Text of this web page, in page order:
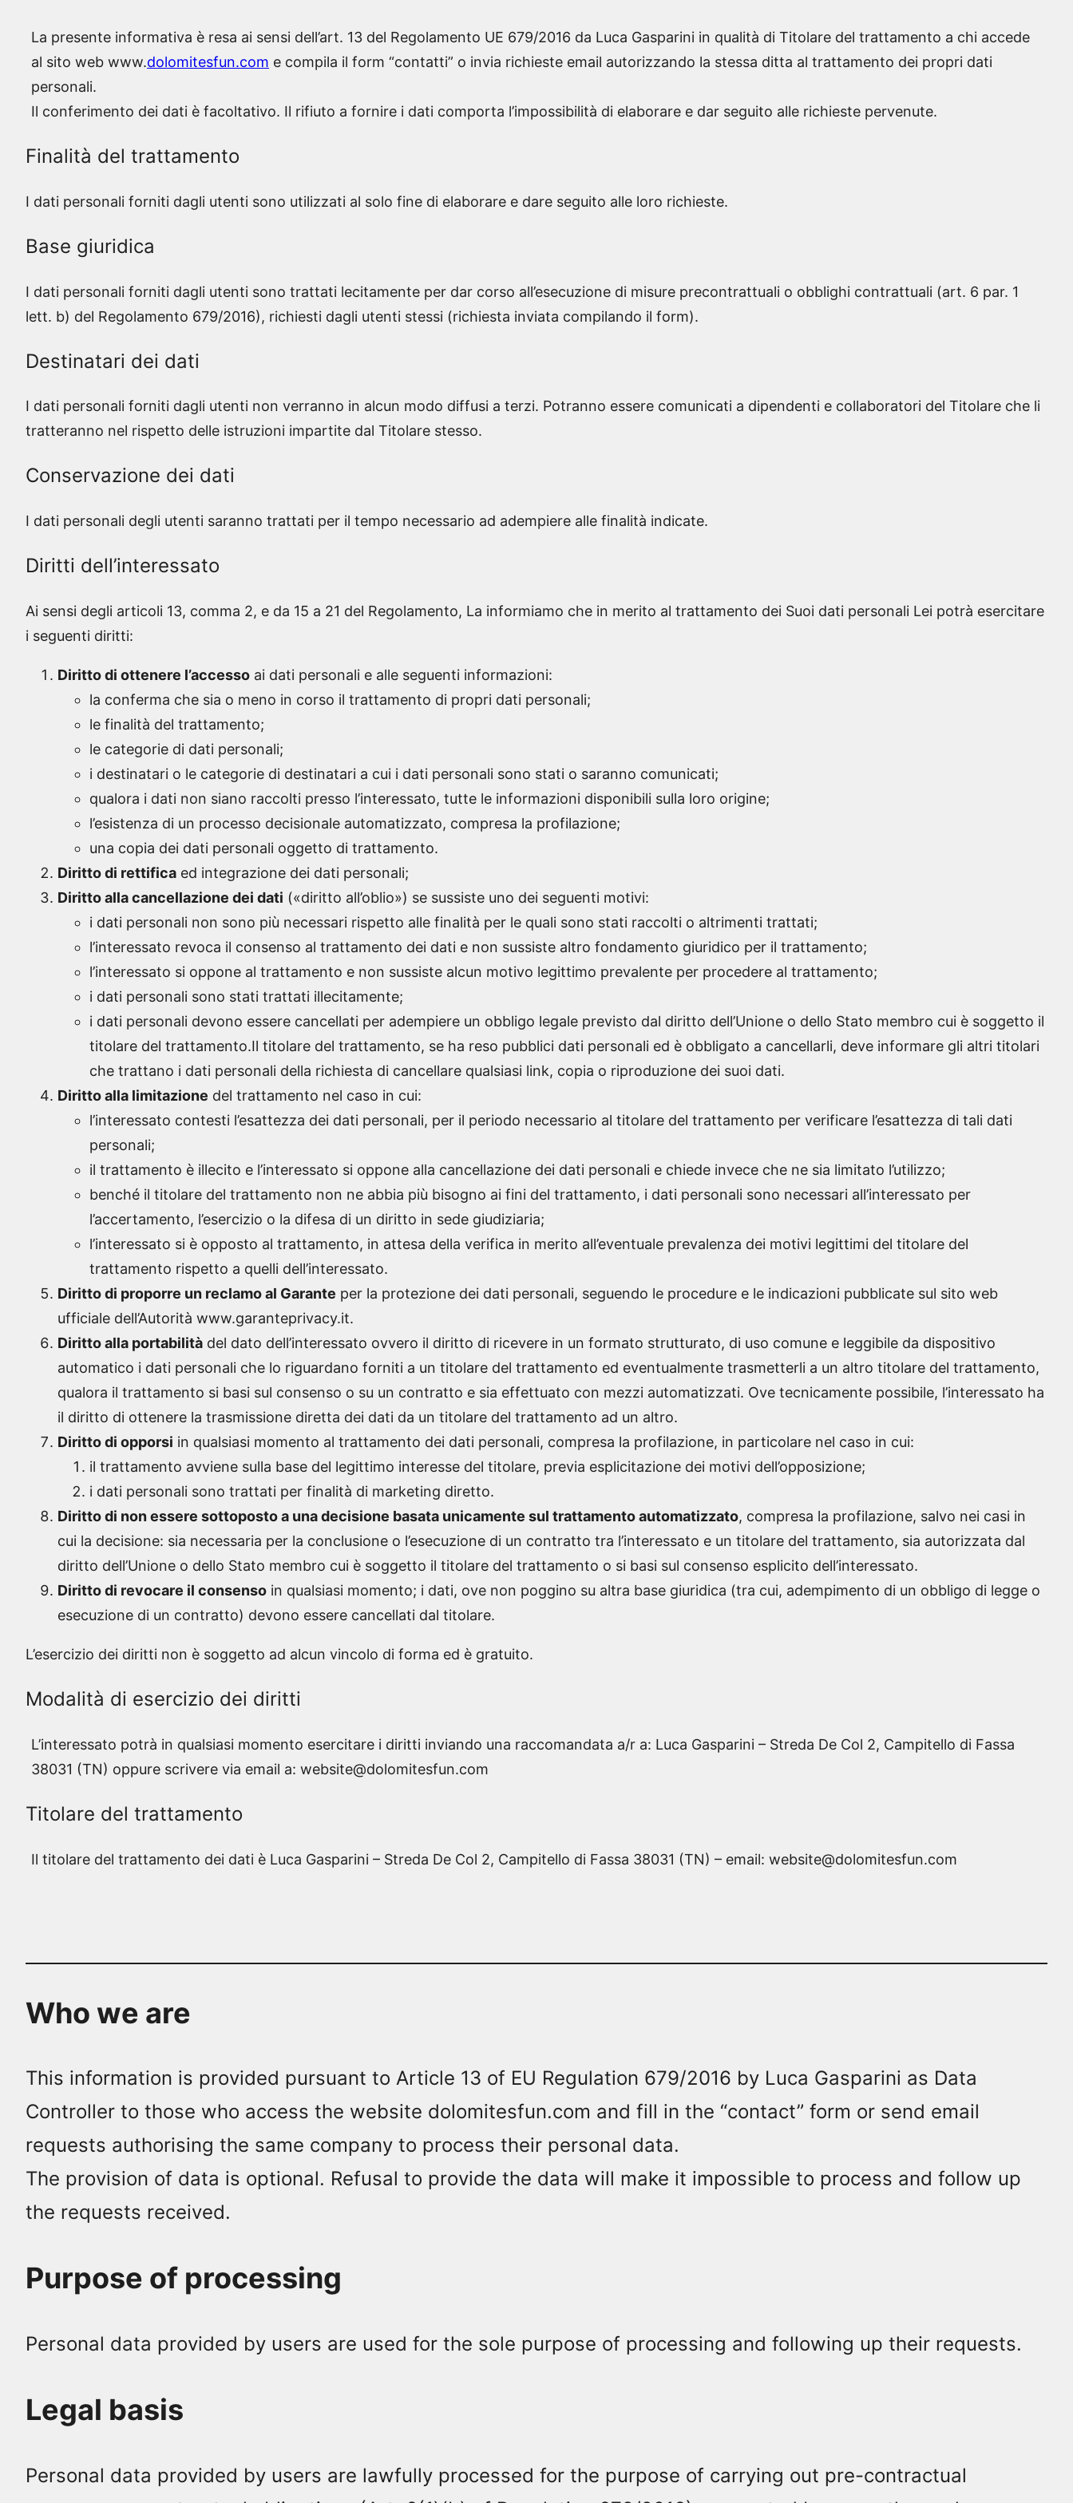
La presente informativa è resa ai sensi dell’art. 13 del Regolamento UE 679/2016 da Luca Gasparini in qualità di Titolare del trattamento a chi accede
al sito web www.dolomitesfun.com e compila il form “contatti” o invia richieste email autorizzando la stessa ditta al trattamento dei propri dati
personali.
Il conferimento dei dati è facoltativo. Il rifiuto a fornire i dati comporta l’impossibilità di elaborare e dar seguito alle richieste pervenute.
Finalità del trattamento
I dati personali forniti dagli utenti sono utilizzati al solo fine di elaborare e dare seguito alle loro richieste.
Base giuridica
I dati personali forniti dagli utenti sono trattati lecitamente per dar corso all’esecuzione di misure precontrattuali o obblighi contrattuali (art. 6 par. 1
lett. b) del Regolamento 679/2016), richiesti dagli utenti stessi (richiesta inviata compilando il form).
Destinatari dei dati
I dati personali forniti dagli utenti non verranno in alcun modo diffusi a terzi. Potranno essere comunicati a dipendenti e collaboratori del Titolare che li
tratteranno nel rispetto delle istruzioni impartite dal Titolare stesso.
Conservazione dei dati
I dati personali degli utenti saranno trattati per il tempo necessario ad adempiere alle finalità indicate.
Diritti dell’interessato
Ai sensi degli articoli 13, comma 2, e da 15 a 21 del Regolamento, La informiamo che in merito al trattamento dei Suoi dati personali Lei potrà esercitare
i seguenti diritti:
Diritto di ottenere l’accesso ai dati personali e alle seguenti informazioni:
la conferma che sia o meno in corso il trattamento di propri dati personali;
le finalità del trattamento;
le categorie di dati personali;
i destinatari o le categorie di destinatari a cui i dati personali sono stati o saranno comunicati;
qualora i dati non siano raccolti presso l’interessato, tutte le informazioni disponibili sulla loro origine;
l’esistenza di un processo decisionale automatizzato, compresa la profilazione;
una copia dei dati personali oggetto di trattamento.
Diritto di rettifica ed integrazione dei dati personali;
Diritto alla cancellazione dei dati («diritto all’oblio») se sussiste uno dei seguenti motivi:
i dati personali non sono più necessari rispetto alle finalità per le quali sono stati raccolti o altrimenti trattati;
l’interessato revoca il consenso al trattamento dei dati e non sussiste altro fondamento giuridico per il trattamento;
l’interessato si oppone al trattamento e non sussiste alcun motivo legittimo prevalente per procedere al trattamento;
i dati personali sono stati trattati illecitamente;
i dati personali devono essere cancellati per adempiere un obbligo legale previsto dal diritto dell’Unione o dello Stato membro cui è soggetto il
titolare del trattamento.Il titolare del trattamento, se ha reso pubblici dati personali ed è obbligato a cancellarli, deve informare gli altri titolari
che trattano i dati personali della richiesta di cancellare qualsiasi link, copia o riproduzione dei suoi dati.
Diritto alla limitazione del trattamento nel caso in cui:
l’interessato contesti l’esattezza dei dati personali, per il periodo necessario al titolare del trattamento per verificare l’esattezza di tali dati
personali;
il trattamento è illecito e l’interessato si oppone alla cancellazione dei dati personali e chiede invece che ne sia limitato l’utilizzo;
benché il titolare del trattamento non ne abbia più bisogno ai fini del trattamento, i dati personali sono necessari all’interessato per
l’accertamento, l’esercizio o la difesa di un diritto in sede giudiziaria;
l’interessato si è opposto al trattamento, in attesa della verifica in merito all’eventuale prevalenza dei motivi legittimi del titolare del
trattamento rispetto a quelli dell’interessato.
Diritto di proporre un reclamo al Garante per la protezione dei dati personali, seguendo le procedure e le indicazioni pubblicate sul sito web
ufficiale dell’Autorità www.garanteprivacy.it.
Diritto alla portabilità del dato dell’interessato ovvero il diritto di ricevere in un formato strutturato, di uso comune e leggibile da dispositivo
automatico i dati personali che lo riguardano forniti a un titolare del trattamento ed eventualmente trasmetterli a un altro titolare del trattamento,
qualora il trattamento si basi sul consenso o su un contratto e sia effettuato con mezzi automatizzati. Ove tecnicamente possibile, l’interessato ha
il diritto di ottenere la trasmissione diretta dei dati da un titolare del trattamento ad un altro.
Diritto di opporsi in qualsiasi momento al trattamento dei dati personali, compresa la profilazione, in particolare nel caso in cui:
il trattamento avviene sulla base del legittimo interesse del titolare, previa esplicitazione dei motivi dell’opposizione;
i dati personali sono trattati per finalità di marketing diretto.
Diritto di non essere sottoposto a una decisione basata unicamente sul trattamento automatizzato, compresa la profilazione, salvo nei casi in
cui la decisione: sia necessaria per la conclusione o l’esecuzione di un contratto tra l’interessato e un titolare del trattamento, sia autorizzata dal
diritto dell’Unione o dello Stato membro cui è soggetto il titolare del trattamento o si basi sul consenso esplicito dell’interessato.
Diritto di revocare il consenso in qualsiasi momento; i dati, ove non poggino su altra base giuridica (tra cui, adempimento di un obbligo di legge o
esecuzione di un contratto) devono essere cancellati dal titolare.
L’esercizio dei diritti non è soggetto ad alcun vincolo di forma ed è gratuito.
Modalità di esercizio dei diritti
L’interessato potrà in qualsiasi momento esercitare i diritti inviando una raccomandata a/r a: Luca Gasparini – Streda De Col 2, Campitello di Fassa
38031 (TN) oppure scrivere via email a: website@dolomitesfun.com
Titolare del trattamento
Il titolare del trattamento dei dati è Luca Gasparini – Streda De Col 2, Campitello di Fassa 38031 (TN) – email: website@dolomitesfun.com
Who we are
This information is provided pursuant to Article 13 of EU Regulation 679/2016 by Luca Gasparini as Data
Controller to those who access the website dolomitesfun.com and fill in the “contact” form or send email
requests authorising the same company to process their personal data.
The provision of data is optional. Refusal to provide the data will make it impossible to process and follow up
the requests received.
Purpose of processing
Personal data provided by users are used for the sole purpose of processing and following up their requests.
Legal basis
Personal data provided by users are lawfully processed for the purpose of carrying out pre-contractual